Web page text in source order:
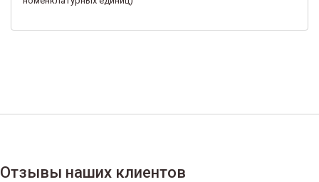
Отзывы наших клиентов